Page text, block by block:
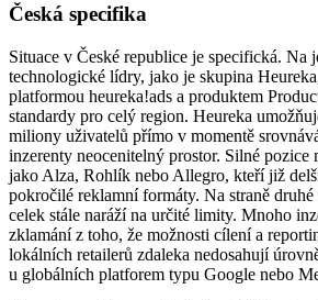
Česká specifika
Situace v České republice je specifická. Na
technologické lídry, jako je skupina
platformou heureka!ads a produktem
standardy pro celý region. Heureka
miliony uživatelů přímo v momentě
inzerenty neocenitelný prostor. Silné pozice
jako Alza, Rohlík nebo Allegro, kteří již
pokročilé reklamní formáty. Na straně
celek stále naráží na určité limity. Mnoho
zklamání z toho, že možnosti cílení a
lokálních retailerů zdaleka nedosahují
u globálních platforem typu Google nebo